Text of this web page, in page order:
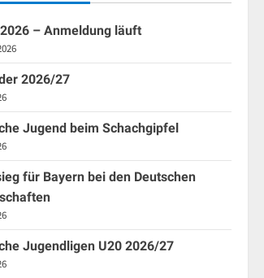
– Anmeldung läuft
2026/27
Jugend beim Schachgipfel
für Bayern bei den Deutschen
Jugendligen U20 2026/27